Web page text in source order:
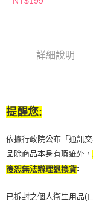
２．關於個人資料處理
４．使用「AFTEE先享
５．嚴禁一人註冊多個
恩沛科技股份有限公司
每筆NT$65，滿
每筆NT$80，滿
詳細說明
提醒您:
依據行政院公布「通訊
品除商品本身有瑕疵外，
後恕無法辦理退換貨:
已拆封之個人衛生用品(